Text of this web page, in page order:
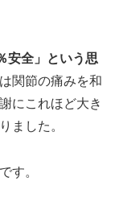
安全」という思
関節の痛みを和
にこれほど大き
ました。
す。